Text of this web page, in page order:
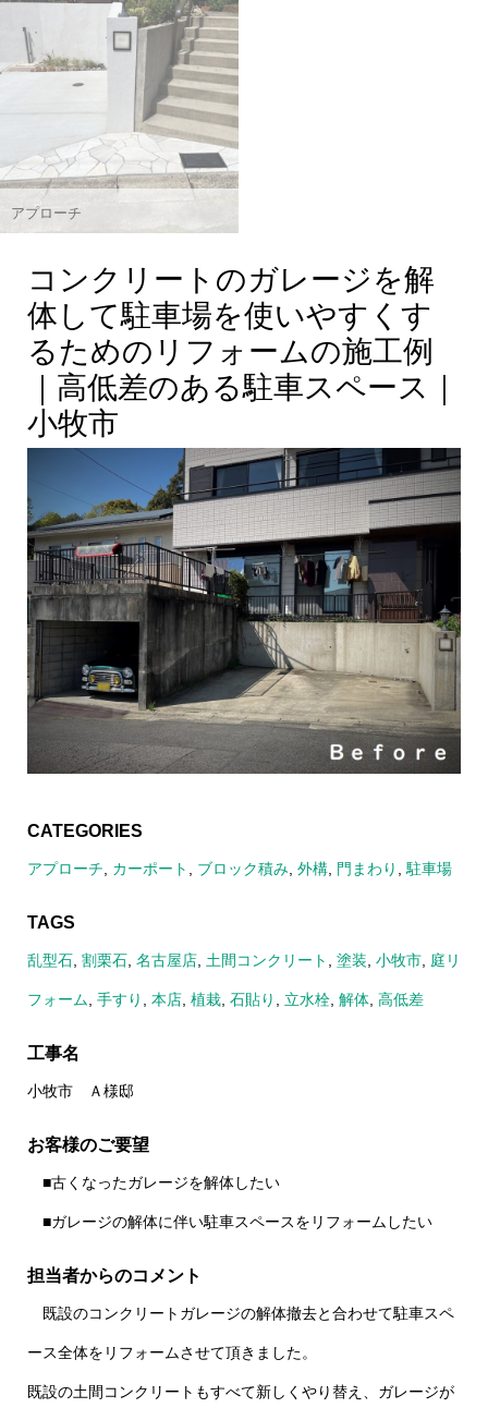
アプローチ
コンクリートのガレージを解
体して駐車場を使いやすくす
るためのリフォームの施工例
｜高低差のある駐車スペース｜
小牧市
CATEGORIES
アプローチ カーポート ブロック積み, 外構, 門まわり 駐車場
TAGS
乱型石, 割栗石, 名古屋店, 土間コンクリート 塗装 小牧市, 庭リ
フォーム 手すり 本店, 植栽, 石貼り 立水栓, 解体, 高低差
工事名
小牧市 Ａ様邸
お客様のご要望
■古くなったガレージを解体したい
■ガレージの解体に伴い駐車スペースをリフォームしたい
担当者からのコメント
既設のコンクリートガレージの解体撤去と合わせて駐車スペ
ース全体をリフォームさせて頂きました。
既設の土間コンクリートもすべて新しくやり替え、ガレージが